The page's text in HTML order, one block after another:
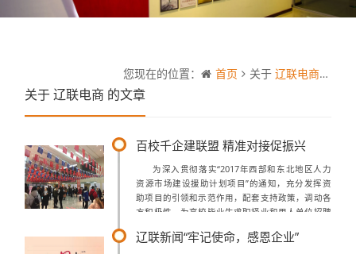
您现在的位置： 首页 关于 辽联电商 的文
关于辽联电商 的文章
百校千企建联盟 精准对接促振兴
为深入贯彻落实“2017年西部和东北地区人力
资源市场建设援助计划项目”的通知，充分发挥资
助项目的引领和示范作用，配套支持政策，调动各
方积极性，为高校毕业生求职择业和用人单位招聘
经济转型升级。根据援助计划项目的总体...
辽联新闻“牢记使命，感恩企业”